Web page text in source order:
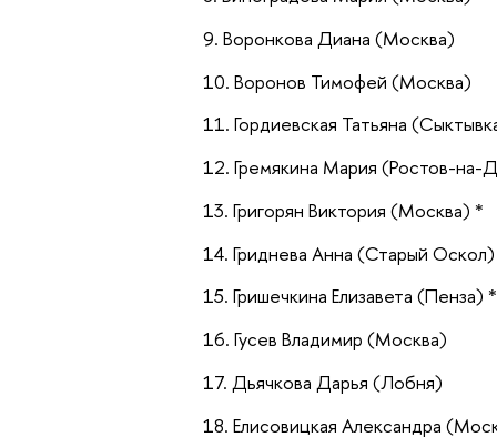
Воронкова Диана (Москва)
Воронов Тимофей (Москва)
Гордиевская Татьяна
Гремякина Мария (Ростов-на-
Григорян Виктория (Москва) *
Гриднева Анна (Старый
Гришечкина Елизавета (Пенза) *
Гусев Владимир (Москва)
Дьячкова Дарья (Лобня)
Елисовицкая Александра